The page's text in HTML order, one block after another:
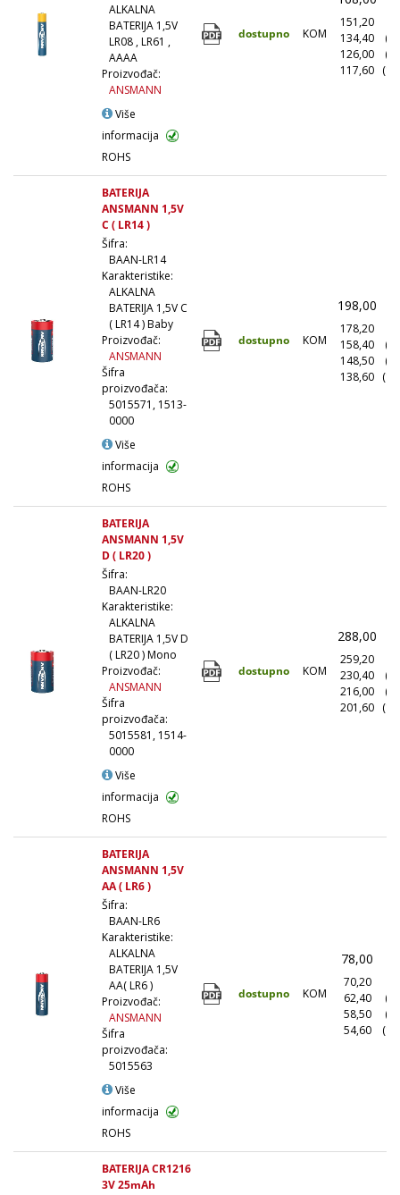
ALKALNA
BATERIJA 1,5V
LR08 , LR61 ,
AAAA
Proizvođač:
ANSMANN
Više
informacija
ROHS
dostupno KOM
151,20
134,40
126,00
117,60
BATERIJA
ANSMANN 1,5V
C ( LR14 )
Šifra:
BAAN-LR14
Karakteristike:
ALKALNA
BATERIJA 1,5V C
( LR14 ) Baby
Proizvođač:
ANSMANN
Šifra
proizvođača:
5015571, 1513-
0000
Više
informacija
ROHS
dostupno KOM
198,00
178,20
158,40
148,50
138,60
BATERIJA
ANSMANN 1,5V
D ( LR20 )
Šifra:
BAAN-LR20
Karakteristike:
ALKALNA
BATERIJA 1,5V D
( LR20 ) Mono
Proizvođač:
ANSMANN
Šifra
proizvođača:
5015581, 1514-
0000
Više
informacija
ROHS
dostupno KOM
288,00
259,20
230,40
216,00
201,60
BATERIJA
ANSMANN 1,5V
AA ( LR6 )
Šifra:
BAAN-LR6
Karakteristike:
ALKALNA
BATERIJA 1,5V
AA( LR6 )
Proizvođač:
ANSMANN
Šifra
proizvođača:
5015563
Više
informacija
ROHS
dostupno KOM
78,00
70,20
62,40
58,50
54,60
BATERIJA CR1216
3V 25mAh